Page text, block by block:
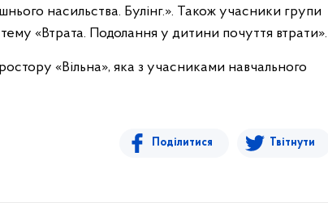
насильства. Булінг.». Також учасники групи
«Втрата. Подолання у дитини почуття втрати».
«Вільна», яка з учасниками навчального
Поділитися Твітнути